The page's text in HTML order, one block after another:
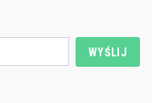
WYŚLIJ